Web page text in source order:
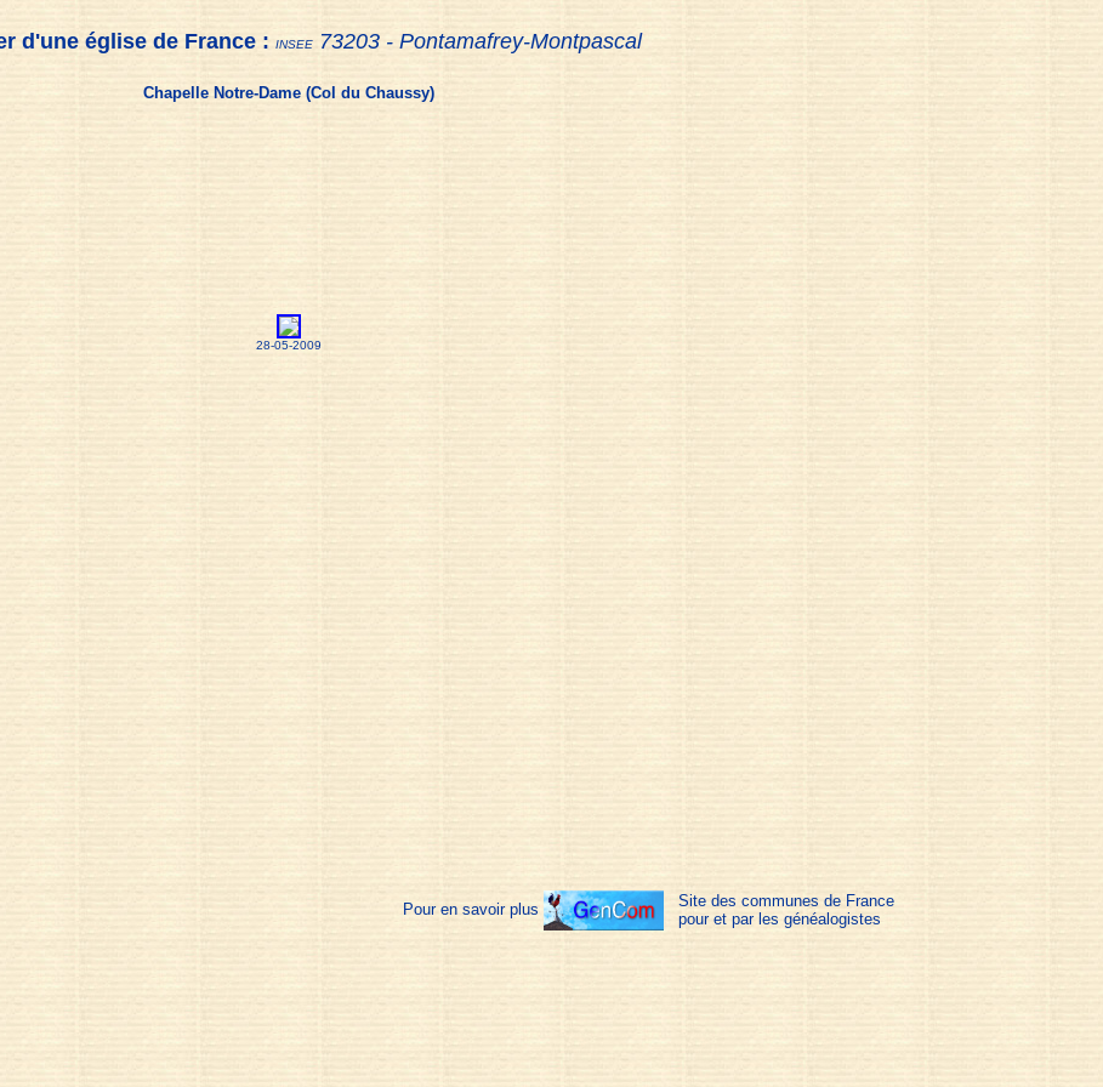
d'une église de France : INSEE 73203 - Pontamafrey-Montpascal
Chapelle Notre-Dame (Col du Chaussy)
28-05-2009
Pour en savoir plus
Site des communes de France
pour et par les généalogistes